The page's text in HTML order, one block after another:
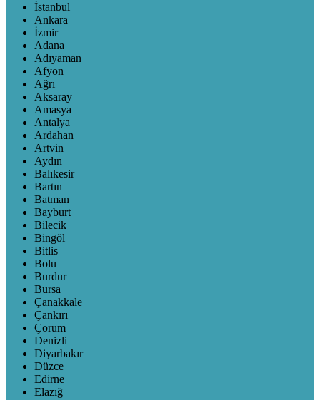
İstanbul
Ankara
İzmir
Adana
Adıyaman
Afyon
Ağrı
Aksaray
Amasya
Antalya
Ardahan
Artvin
Aydın
Balıkesir
Bartın
Batman
Bayburt
Bilecik
Bingöl
Bitlis
Bolu
Burdur
Bursa
Çanakkale
Çankırı
Çorum
Denizli
Diyarbakır
Düzce
Edirne
Elazığ